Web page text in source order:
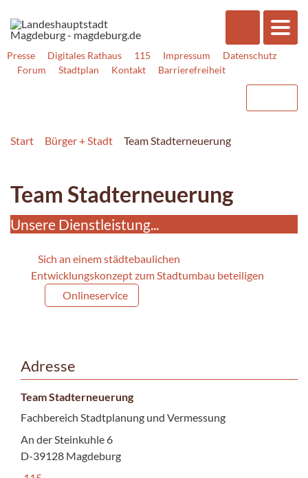
Presse Digitales Rathaus 115 Impressum
Datenschutz
Forum
Stadtplan Kontakt Barrierefreiheit
Start Bürger + Stadt Team Stadterneuerung
Team Stadterneuerung
Unsere Dienstleistung...
Sich an einem städtebaulichen
Entwicklungskonzept zum Stadtumbau beteiligen
Onlineservice
Adresse
Team Stadterneuerung
Fachbereich Stadtplanung und Vermessung
An der Steinkuhle 6
D-39128 Magdeburg